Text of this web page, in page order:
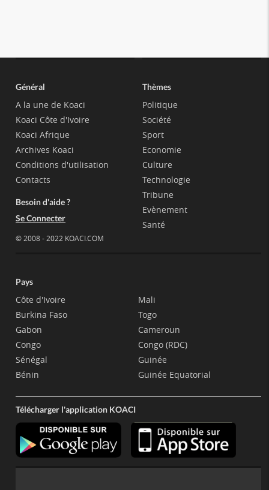
Général
A la une de Koaci
Koaci Côte d'Ivoire
Koaci Afrique
Archives Koaci
Conditions d'utilisation
Contacts
Besoin d'aide ?
Se Connecter
© 2008 - 2022 KOACI.COM
Thèmes
Politique
Société
Sport
Economie
Culture
Technologie
Tribune
Evènement
Santé
Pays
Côte d'Ivoire
Burkina Faso
Gabon
Congo
Sénégal
Bénin
Mali
Togo
Cameroun
Congo (RDC)
Guinée
Guinée Equatorial
Télécharger l'application KOACI